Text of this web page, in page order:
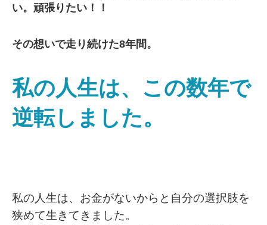
い。頑張りたい！！
その想いで走り続けた8年間。
私の人生は、この数年で
逆転しました。
私の人生は、お金がないからと自分の選択肢を
狭めて生きてきました。